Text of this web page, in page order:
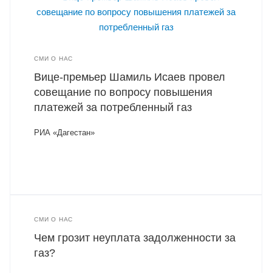
СМИ О НАС
Вице-премьер Шамиль Исаев провел
совещание по вопросу повышения
платежей за потребленный газ
РИА «Дагестан»
СМИ О НАС
Чем грозит неуплата задолженности за
газ?